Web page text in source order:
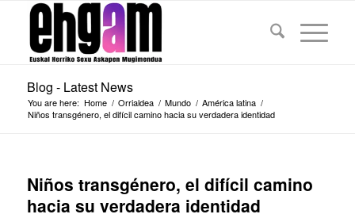
Blog - Latest News
You are here: Home / Orrialdea / Mundo / América latina /
Niños transgénero, el difícil camino hacia su verdadera identidad
Niños transgénero, el difícil camino
hacia su verdadera identidad